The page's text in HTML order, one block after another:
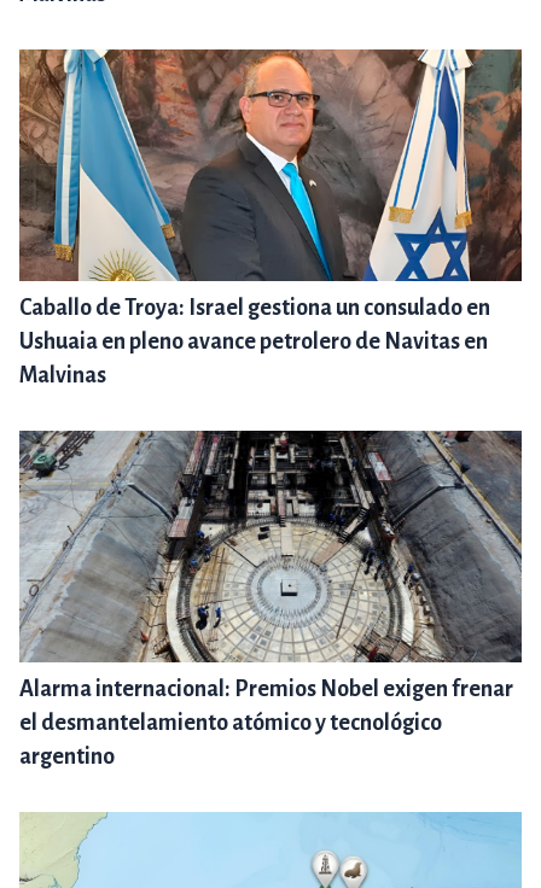
Caballo de Troya: Israel gestiona un consulado en
Ushuaia en pleno avance petrolero de Navitas en
Malvinas
Alarma internacional: Premios Nobel exigen frenar
el desmantelamiento atómico y tecnológico
argentino